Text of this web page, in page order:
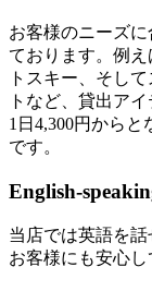
お客様のニーズ
ております。例
トスキー、そし
トなど、貸出ア
1日4,300円から
です。
English-
当店では英語を
お客様にも安心し